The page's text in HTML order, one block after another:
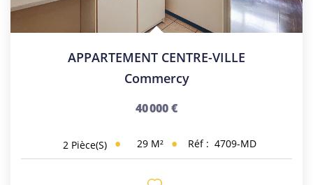
APPARTEMENT CENTRE-VILLE
Commercy
40 000 €
2 Pièce(s) 29 M² Réf : 4709-MD